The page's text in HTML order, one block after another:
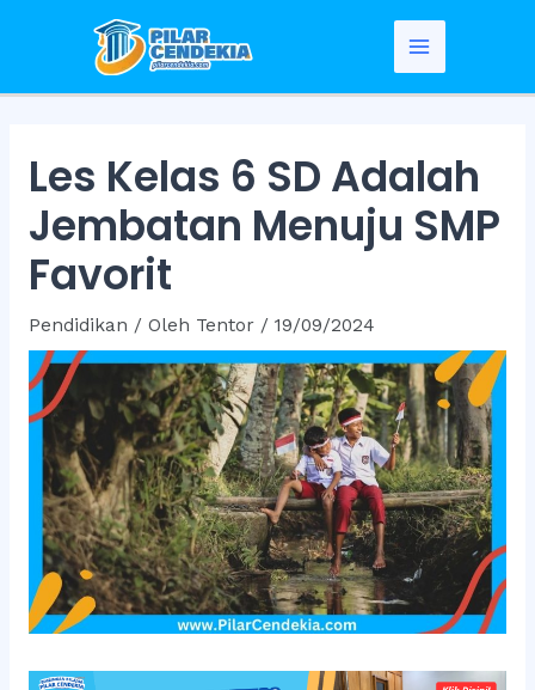
Main
Les Kelas 6 SD Adalah
Jembatan Menuju SMP
Favorit
Pendidikan / Oleh Tentor / 19/09/2024